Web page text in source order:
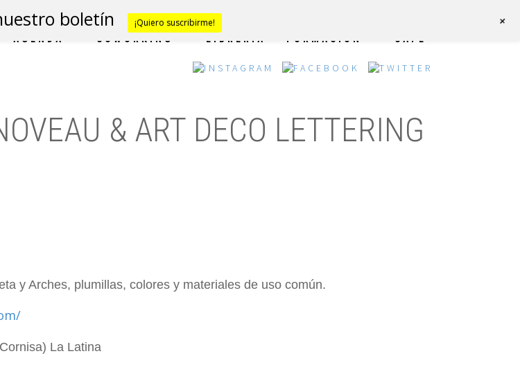
AGENDA COWORKING LIBRERÍA FORMACIÓN CAFÉ
& ART DECO LETTERING
y Arches, plumillas, colores y materiales de uso común.
La Latina
boletín ¡Quiero suscribirme! +